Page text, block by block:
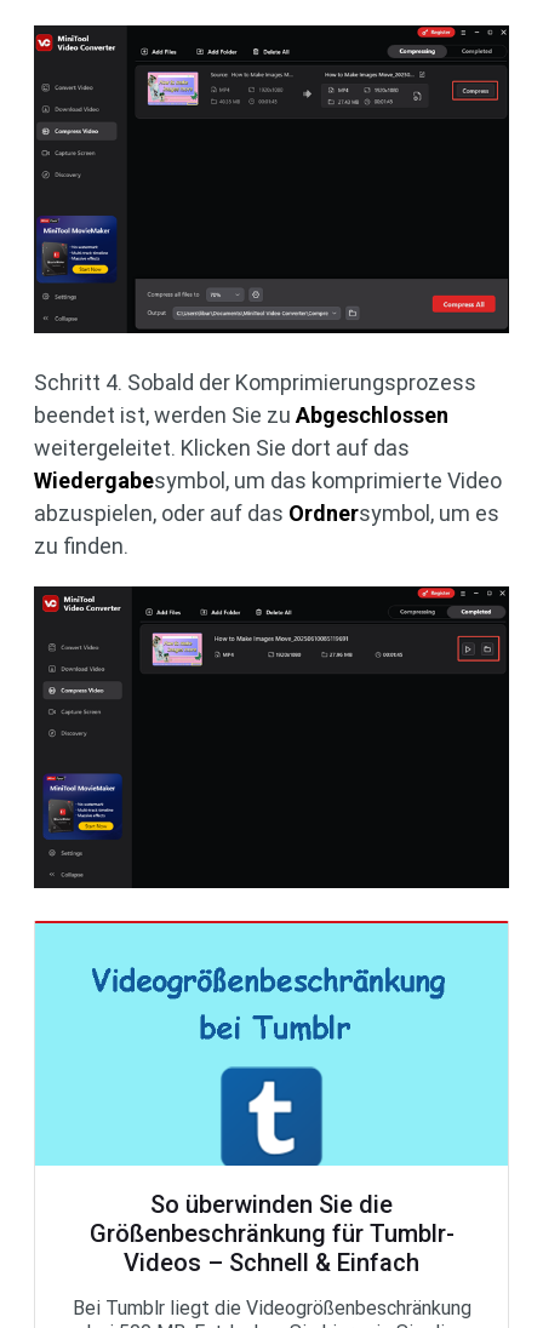
Schritt 4. Sobald der Komprimierungsprozess
beendet ist, werden Sie zu Abgeschlossen
weitergeleitet. Klicken Sie dort auf das
Wiedergabesymbol, um das komprimierte Video
abzuspielen, oder auf das Ordnersymbol, um es
zu finden.
So überwinden Sie die
Größenbeschränkung für Tumblr-
Videos – Schnell & Einfach
Bei Tumblr liegt die Videogrößenbeschränkung